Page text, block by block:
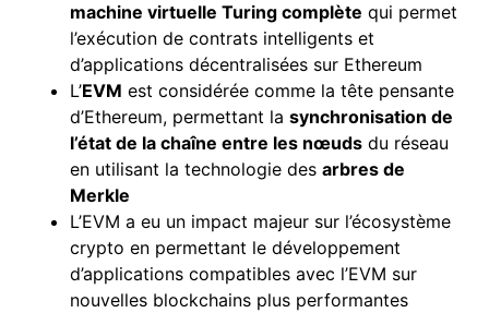
machine virtuelle Turing complète qui permet
l’exécution de contrats intelligents et
d’applications décentralisées sur Ethereum
L’EVM est considérée comme la tête pensante
d’Ethereum, permettant la synchronisation de
l’état de la chaîne entre les nœuds du réseau
en utilisant la technologie des arbres de
Merkle
L’EVM a eu un impact majeur sur l’écosystème
crypto en permettant le développement
d’applications compatibles avec l’EVM sur
nouvelles blockchains plus performantes